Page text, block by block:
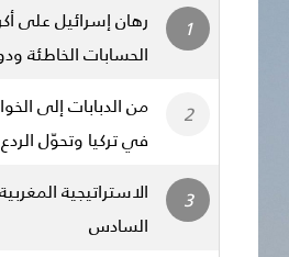
رهان إسرائيل على
الحسابات الخاطئة
من الدبابات إلى
في تركيا وتحوّل
الاستراتيجية
السادس